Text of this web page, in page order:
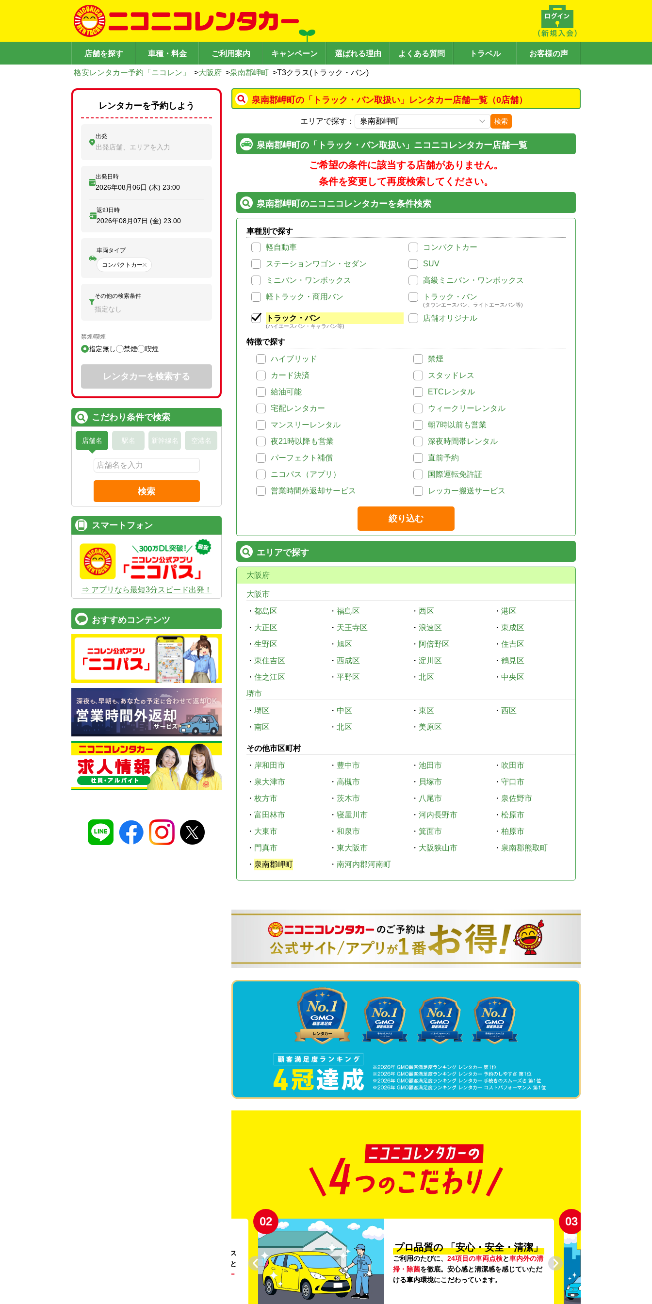
店舗を探す 車種・料金 ご利用案内 キャンペーン 選ばれる理由 よくある質問 トラベル お客様の声
格安レンタカー予約「ニコレン」 >大阪府 >泉南郡岬町 >T3クラス(トラック・バン)
泉南郡岬町の「トラック・バン取扱い」レンタカー店舗一覧（0店舗）
エリアで探す： 検索
泉南郡岬町の「トラック・バン取扱い」ニコニコレンタカー店舗一覧
ご希望の条件に該当する店舗がありません。
条件を変更して再度検索してください。
泉南郡岬町のニコニコレンタカーを条件検索
車種別で探す
軽自動車
コンパクトカー
ステーションワゴン・セダン
SUV
ミニバン・ワンボックス
高級ミニバン・ワンボックス
軽トラック・商用バン
トラック・バン
(タウンエースバン、ライトエースバン等)
トラック・バン
(ハイエースバン・キャラバン等)
店舗オリジナル
特徴で探す
ハイブリッド
禁煙
カード決済
スタッドレス
給油可能
ETCレンタル
宅配レンタカー
ウィークリーレンタル
マンスリーレンタル
朝7時以前も営業
夜21時以降も営業
深夜時間帯レンタル
パーフェクト補償
直前予約
ニコパス（アプリ）
国際運転免許証
営業時間外返却サービス
レッカー搬送サービス
絞り込む
エリアで探す
大阪府
大阪市
・ 都島区 ・ 福島区 ・ 西区 ・ 港区
・ 大正区 ・ 天王寺区 ・ 浪速区 ・ 東成区
・ 生野区 ・ 旭区 ・ 阿倍野区 ・ 住吉区
・ 東住吉区 ・ 西成区 ・ 淀川区 ・ 鶴見区
・ 住之江区 ・ 平野区 ・ 北区 ・ 中央区
堺市
・ 堺区 ・ 中区 ・ 東区 ・ 西区
・ 南区 ・ 北区 ・ 美原区
その他市区町村
・ 岸和田市 ・ 豊中市 ・ 池田市 ・ 吹田市
・ 泉大津市 ・ 高槻市 ・ 貝塚市 ・ 守口市
・ 枚方市 ・ 茨木市 ・ 八尾市 ・ 泉佐野市
・ 富田林市 ・ 寝屋川市 ・ 河内長野市 ・ 松原市
・ 大東市 ・ 和泉市 ・ 箕面市 ・ 柏原市
・ 門真市 ・ 東大阪市 ・ 大阪狭山市 ・ 泉南郡熊取町
・ 泉南郡岬町 ・ 南河内郡河南町
。ガソリンス
タンドや整備工場の既存インフラを活用すること
リー
02
プロ品質の 「安心・安全・清潔」
ご利用のたびに、 24項目の車両点検と車内外の清
掃・除菌を徹底。安心感と清潔感を感じていただ
ける車内環境にこだわっています。
03
レンタカーを予約しよう
出発
出発店舗、エリアを入力
出発日時
2026年08月06日 (木) 23:00
返却日時
2026年08月07日 (金) 23:00
車両タイプ
コンパクトカー
その他の検索条件
指定なし
禁煙/喫煙
指定無し 禁煙 喫煙
レンタカーを検索する
こだわり条件で検索
店舗名 駅名 新幹線名 空港名
検索
スマートフォン
⇒ アプリなら最短3分スピード出発！
おすすめコンテンツ